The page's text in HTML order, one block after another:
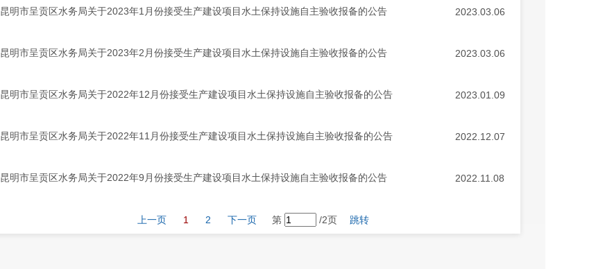
昆明市呈贡区水务局关于2023年1月份接受生产建设项目水土保持设施自主验收报备的公告 2023.03.06
昆明市呈贡区水务局关于2023年2月份接受生产建设项目水土保持设施自主验收报备的公告 2023.03.06
昆明市呈贡区水务局关于2022年12月份接受生产建设项目水土保持设施自主验收报备的公告 2023.01.09
昆明市呈贡区水务局关于2022年11月份接受生产建设项目水土保持设施自主验收报备的公告 2022.12.07
昆明市呈贡区水务局关于2022年9月份接受生产建设项目水土保持设施自主验收报备的公告 2022.11.08
上一页 1 2 下一页 第 /2页 跳转